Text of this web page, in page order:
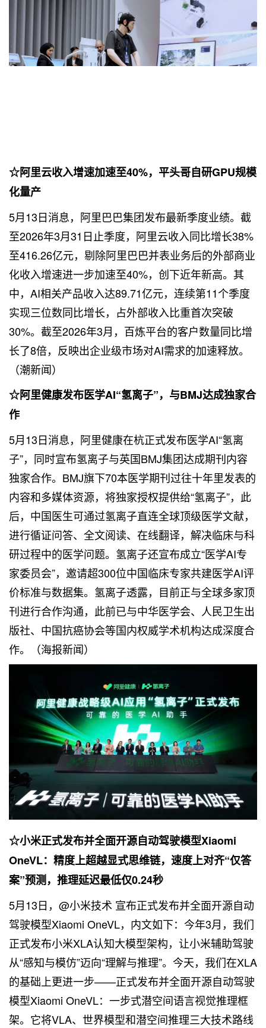
☆阿里云收入增速加速至40%，平头哥自研GPU规模
化量产
5月13日消息，阿里巴巴集团发布最新季度业绩。截
至2026年3月31日止季度，阿里云收入同比增长38%
至416.26亿元，剔除阿里巴巴并表业务后的外部商业
化收入增速进一步加速至40%，创下近年新高。其
中，AI相关产品收入达89.71亿元，连续第11个季度
实现三位数同比增长，占外部收入比重首次突破
30%。截至2026年3月，百炼平台的客户数量同比增
长了8倍，反映出企业级市场对AI需求的加速释放。
（潮新闻）
☆阿里健康发布医学AI“氢离子”，与BMJ达成独家合
作
5月13日消息，阿里健康在杭正式发布医学AI“氢离
子”，同时宣布氢离子与英国BMJ集团达成期刊内容
独家合作。BMJ旗下70本医学期刊过往十年里发表的
内容和多媒体资源，将独家授权提供给“氢离子”，此
后，中国医生可通过氢离子直连全球顶级医学文献，
进行循证问答、全文阅读、在线翻译，解决临床与科
研过程中的医学问题。氢离子还宣布成立“医学AI专
家委员会”，邀请超300位中国临床专家共建医学AI评
价标准与数据集。氢离子透露，目前正与全球多家顶
刊进行合作沟通，此前已与中华医学会、人民卫生出
版社、中国抗癌协会等国内权威学术机构达成深度合
作。（海报新闻）
☆小米正式发布并全面开源自动驾驶模型Xiaomi
OneVL：精度上超越显式思维链，速度上对齐“仅答
案”预测，推理延迟最低仅0.24秒
5月13日，@小米技术 宣布正式发布并全面开源自动
驾驶模型Xiaomi OneVL，内文如下：今年3月，我们
正式发布小米XLA认知大模型架构，让小米辅助驾驶
从“感知与模仿”迈向“理解与推理”。今天，我们在XLA
的基础上更进一步——正式发布并全面开源自动驾驶
模型Xiaomi OneVL：一步式潜空间语言视觉推理框
架。它将VLA、世界模型和潜空间推理三大技术路线